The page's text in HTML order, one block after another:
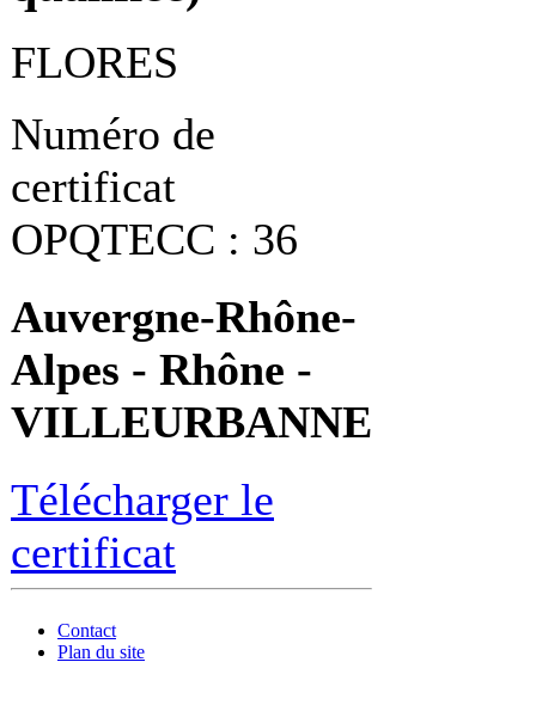
FLORES
Numéro de
certificat
OPQTECC : 36
Auvergne-Rhône-
Alpes - Rhône -
VILLEURBANNE
Télécharger le
certificat
Contact
Plan du site